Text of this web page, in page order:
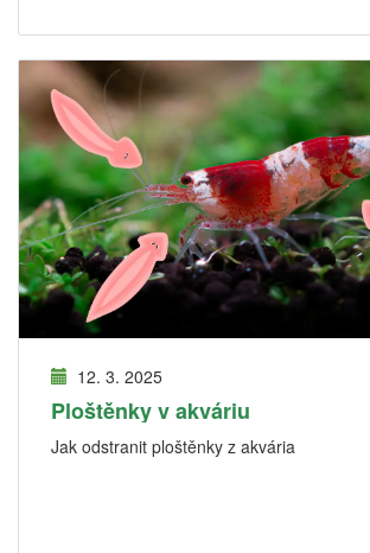
12. 3. 2025
Ploštěnky v akváriu
Jak odstranit ploštěnky z akvária